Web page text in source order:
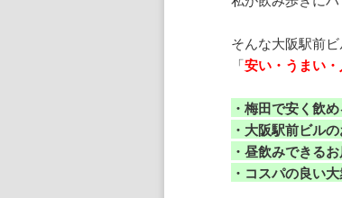
そんな大阪駅前ビ
「安い・うまい
・梅田で安く飲
・大阪駅前ビル
・昼飲みできる
・コスパの良い